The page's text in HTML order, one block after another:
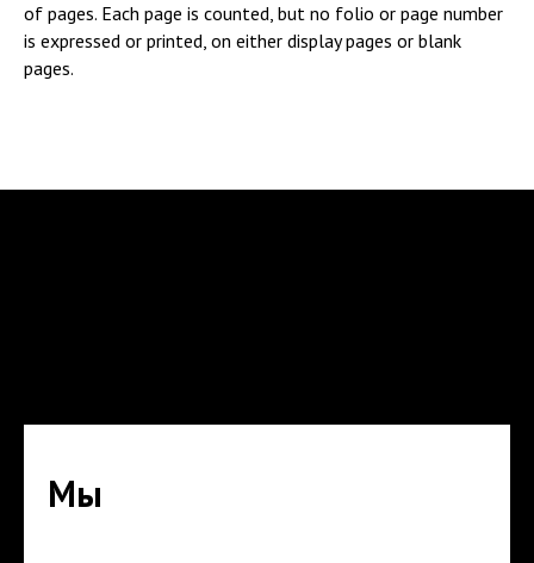
of pages. Each page is counted, but no folio or page number
is expressed or printed, on either display pages or blank
pages.
Мы